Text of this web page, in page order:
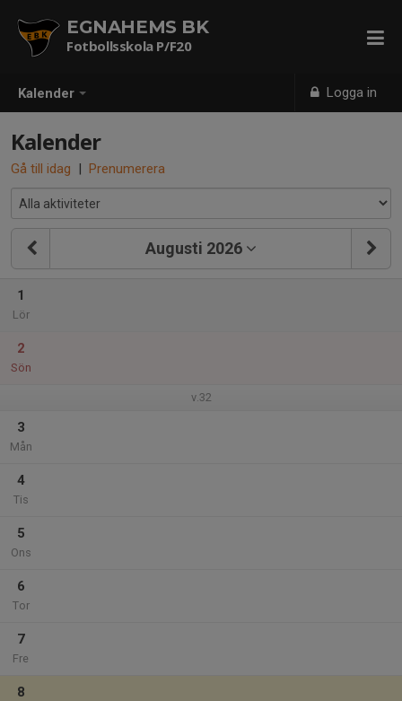
Kalender Logga in
EGNAHEMS BK
Fotbollsskola P/F20
Kalender
Gå till idag | Prenumerera
Augusti 2026
1
Lör
2
Sön
v.32
3
Mån
4
Tis
5
Ons
6
Tor
7
Fre
8